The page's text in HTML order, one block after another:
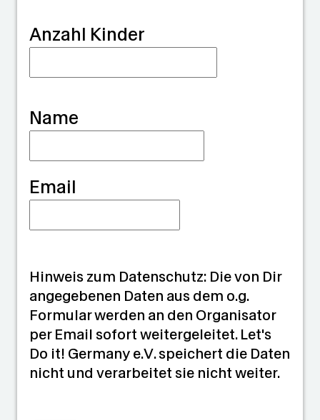
Anzahl Kinder
Name
Email
r
d
n
Hinweis zum Datenschutz: Die von Dir
angegebenen Daten aus dem o.g.
Formular werden an den Organisator
per Email sofort weitergeleitet. Let's
Do it! Germany e.V. speichert die Daten
nicht und verarbeitet sie nicht weiter.